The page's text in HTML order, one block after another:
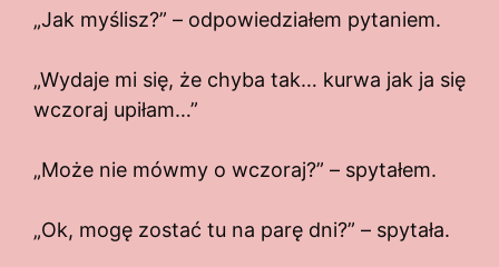
„Jak myślisz?” – odpowiedziałem pytaniem.
„Wydaje mi się, że chyba tak… kurwa jak ja się
wczoraj upiłam…”
„Może nie mówmy o wczoraj?” – spytałem.
„Ok, mogę zostać tu na parę dni?” – spytała.